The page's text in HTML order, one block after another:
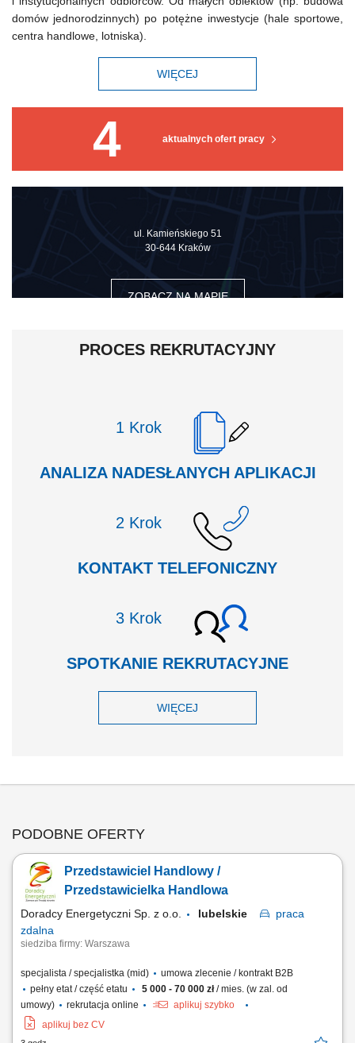
4 aktualnych ofert pracy
ul. Kamieńskiego 51
30-644 Kraków
ZOBACZ NA MAPIE
domów jednorodzinnych) po potężne inwestycje (hale sportowe,
centra handlowe, lotniska).
WIĘCEJ
PROCES REKRUTACYJNY
Krok
ANALIZA NADESŁANYCH APLIKACJI
Krok
KONTAKT TELEFONICZNY
Krok
SPOTKANIE REKRUTACYJNE
WIĘCEJ
PODOBNE OFERTY
Przedstawiciel Handlowy /
Przedstawicielka Handlowa
Doradcy Energetyczni Sp. z o.o. lubelskie
praca
zdalna
siedziba firmy: Warszawa
specjalista / specjalistka (mid)
umowa zlecenie / kontrakt B2B
pełny etat / część etatu
5 000 - 70 000 zł/ mies. (w zal. od
umowy)
rekrutacja online
aplikuj szybko
aplikuj bez CV